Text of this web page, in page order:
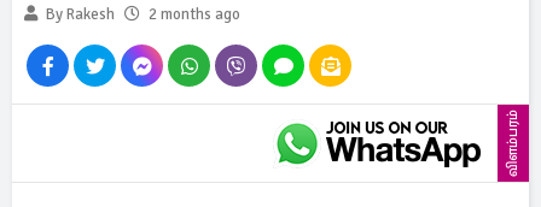
By Rakesh
2 months ago
விளம்பரம்